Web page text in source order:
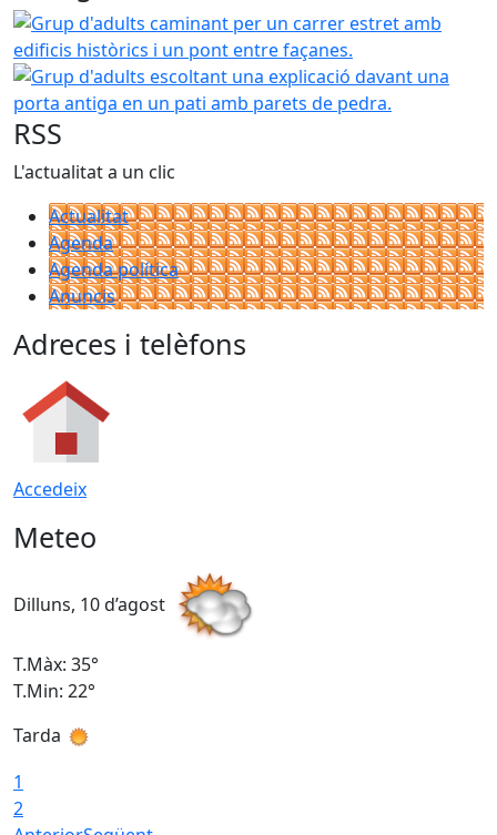
Grup d'adults caminant per un carrer estret amb edificis
Grup d'adults escoltant una explicació davant una porta
RSS
L'actualitat a un clic
Actualitat
Agenda
Agenda política
Anuncis
Adreces i telèfons
Accedeix
Meteo
Dilluns, 10 d’agost
T.Màx: 35°
T.Min: 22°
Tarda
1
2